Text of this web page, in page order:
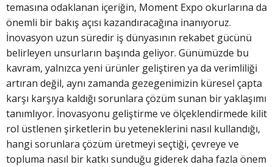
temasına odaklanan içeriğin, Moment Expo okurlarına da
önemli bir bakış açısı kazandıracağına inanıyoruz.
İnovasyon uzun süredir iş dünyasının rekabet gücünü
belirleyen unsurların başında geliyor. Günümüzde bu
kavram, yalnızca yeni ürünler geliştiren ya da verimliliği
artıran değil, aynı zamanda gezegenimizin küresel çapta
karşı karşıya kaldığı sorunlara çözüm sunan bir yaklaşımı
tanımlıyor. İnovasyonu geliştirme ve ölçeklendirmede kilit
rol üstlenen şirketlerin bu yeteneklerini nasıl kullandığı,
hangi sorunlara çözüm üretmeyi seçtiği, çevreye ve
topluma nasıl bir katkı sunduğu giderek daha fazla önem